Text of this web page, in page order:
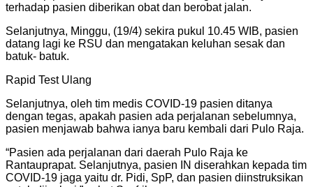
terhadap pasien diberikan obat dan berobat jalan.
Selanjutnya, Minggu, (19/4) sekira pukul 10.45 WIB, pasien
datang lagi ke RSU dan mengatakan keluhan sesak dan
batuk- batuk.
Rapid Test Ulang
Selanjutnya, oleh tim medis COVID-19 pasien ditanya
dengan tegas, apakah pasien ada perjalanan sebelumnya,
pasien menjawab bahwa ianya baru kembali dari Pulo Raja.
“Pasien ada perjalanan dari daerah Pulo Raja ke
Rantauprapat. Selanjutnya, pasien IN diserahkan kepada tim
COVID-19 jaga yaitu dr. Pidi, SpP, dan pasien diinstruksikan